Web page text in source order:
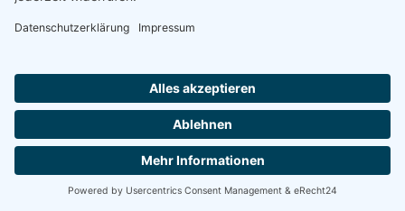
Zu einer guten Führungskultur gehört regelmäßiges Feedback. Denn
ohne Rückmeldung zu ihrer Leistung können sich Mitarbeiter nicht
weiterentwickeln. Diese App macht es Ihnen bzw. Ihren
Führungskräften leicht, Feedback zu geben und Mitarbeiter fair zu
beurteilen. Finden Sie mit unseren bewährten Fragebögen heraus,
wie es dem Mitarbeiter geht und wie seine Führungskraft ihn
können Sie das individuell steuern.